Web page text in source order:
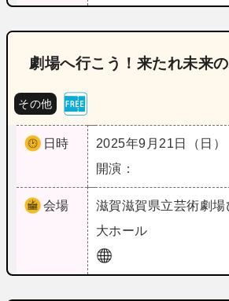
劇場へ行こう！来たれ未来
その他
日時
2025年9月21日（日）
開演：
会場 滋賀滋賀県立芸術劇場
大ホール